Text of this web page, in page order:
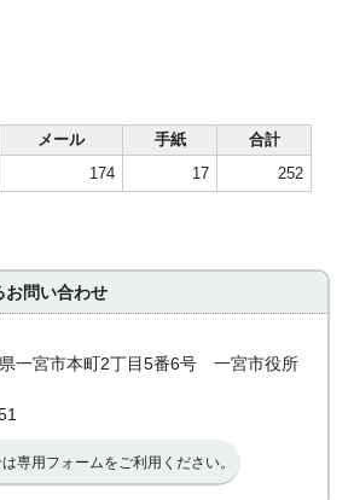
メール 手紙
合計
174 17 252
お問い合わせ
一宮市本町2丁目5番6号 一宮市役所
専用フォームをご利用ください。